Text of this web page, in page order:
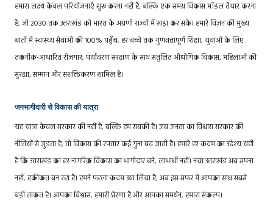
हमारा लक्ष्य केवल परियोजनाएँ शुरू करना नहीं है, बल्कि एक समग्र विकास मॉडल तैयार करना
है, जो 2030 तक उत्तराखंड को भारत के अग्रणी राज्यों में खड़ा कर सके। हमारे विज़न की मुख्य
बातों में स्वास्थ्य सेवाओं की 100% पहुँच, हर बच्चे तक गुणवत्तापूर्ण शिक्षा, युवाओं के लिए
तकनीक-आधारित रोजगार, पर्यावरण संरक्षण के साथ संतुलित औद्योगिक विकास, महिलाओं की
सुरक्षा, सम्मान और सशक्तिकरण शामिल है।
जनभागीदारी से विकास की यात्रा
यह यात्रा केवल सरकार की नहीं है, बल्कि हम सबकी है। जब जनता का विश्वास सरकार की
नीतियों से जुड़ता है, तो विकास की रफ़्तार कई गुना बढ़ जाती है। हमारे हर कदम का उद्देश्य यही
है कि उत्तराखंड का हर नागरिक विकास का भागीदार बने, लाभार्थी नहीं। नया उत्तराखंड अब सपना
नहीं, हकीकत बन रहा है। हमने पहला कदम उठा लिया है, अब इस सफर में आपका साथ सबसे
बड़ी ताकत है। आपका विश्वास, हमारी प्रेरणा है और आपका समर्थन, हमारा संकल्प।